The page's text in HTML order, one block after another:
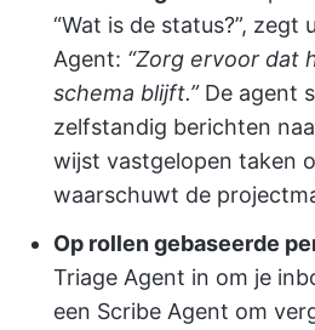
“Wat is de status?”, zegt
Agent: “Zorg ervoor dat
schema blijft.”De agent
zelfstandig berichten
wijst vastgelopen taken
waarschuwt de
Op rollen gebaseerde
Triage Agent in om je
een Scribe Agent om